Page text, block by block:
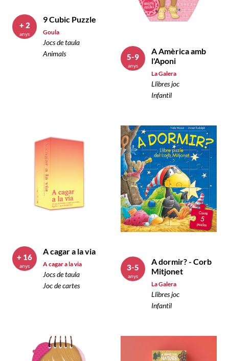
9 Cubic Puzzle
Goula
Jocs de taula
Animals
+ 2
anys
A Amèrica amb
l'Aponi
La Galera
Llibres joc
Infantil
5-9
anys
A cagar a la via
A cagar a la via
Jocs de taula
Joc de cartes
+ 16
anys
A dormir? - Corb
Mitjonet
La Galera
Llibres joc
Infantil
3-5
anys